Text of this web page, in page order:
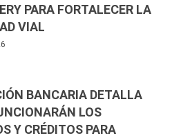
PARA FORTALECER LA
VIAL
BANCARIA DETALLA
LOS
Y CRÉDITOS PARA